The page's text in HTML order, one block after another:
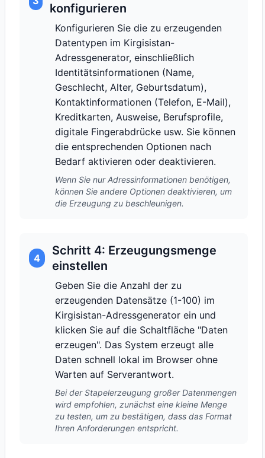
konfigurieren
Konfigurieren Sie die zu erzeugenden
Datentypen im Kirgisistan-
Adressgenerator, einschließlich
Identitätsinformationen (Name,
Geschlecht, Alter, Geburtsdatum),
Kontaktinformationen (Telefon, E-Mail),
Kreditkarten, Ausweise, Berufsprofile,
digitale Fingerabdrücke usw. Sie können
die entsprechenden Optionen nach
Bedarf aktivieren oder deaktivieren.
Wenn Sie nur Adressinformationen benötigen,
können Sie andere Optionen deaktivieren, um
die Erzeugung zu beschleunigen.
4
Schritt 4: Erzeugungsmenge
einstellen
Geben Sie die Anzahl der zu
erzeugenden Datensätze (1-100) im
Kirgisistan-Adressgenerator ein und
klicken Sie auf die Schaltfläche "Daten
erzeugen". Das System erzeugt alle
Daten schnell lokal im Browser ohne
Warten auf Serverantwort.
Bei der Stapelerzeugung großer Datenmengen
wird empfohlen, zunächst eine kleine Menge
zu testen, um zu bestätigen, dass das Format
Ihren Anforderungen entspricht.